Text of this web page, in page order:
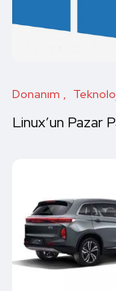
Donanım
Linux’un Pazar